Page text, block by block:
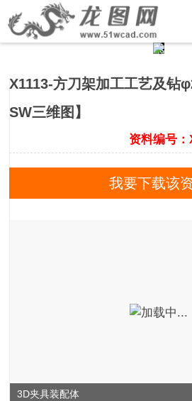
X1113-方刀架加工工艺及钻
SW三维图】
资料编号：
我要下载该
3D夹具装配体